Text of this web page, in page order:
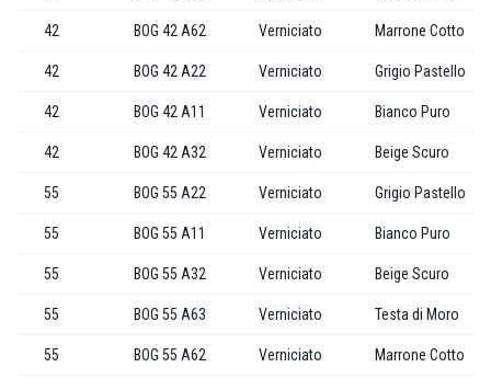
42 BOG 42 A62 Verniciato Marrone Cotto
42 BOG 42 A22 Verniciato Grigio Pastello
42 BOG 42 A11 Verniciato Bianco Puro
42 BOG 42 A32 Verniciato Beige Scuro
55 BOG 55 A22 Verniciato Grigio Pastello
55 BOG 55 A11 Verniciato Bianco Puro
55 BOG 55 A32 Verniciato Beige Scuro
55 BOG 55 A63 Verniciato Testa di Moro
55 BOG 55 A62 Verniciato Marrone Cotto